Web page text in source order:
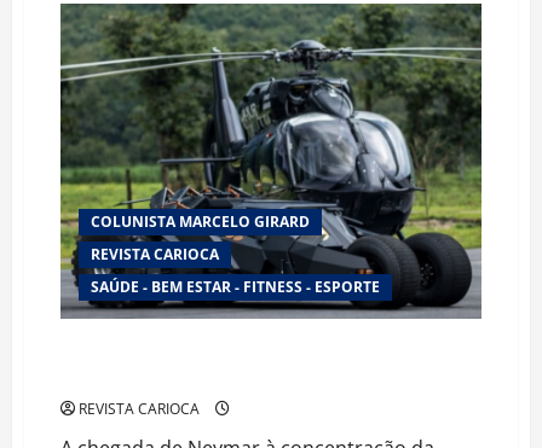
na
Seleção:
lesão
muscular
de
Neymar
acende
preocupação
às
vésperas
da
Copa
do
Mundo
COLUNISTA MARCELO GIRARD
REVISTA CARIOCA
SAÚDE - BEM ESTAR - FITNESS - ESPORTE
REVISTA CARIOCA